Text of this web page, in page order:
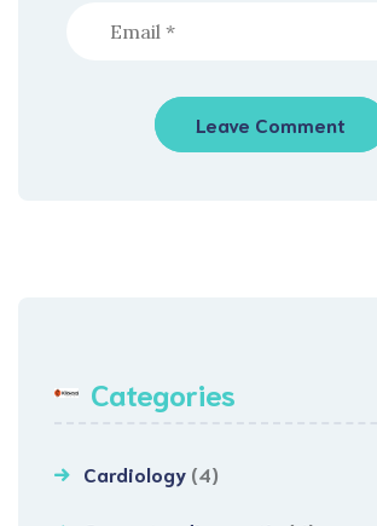
Categories
Cardiology (4)